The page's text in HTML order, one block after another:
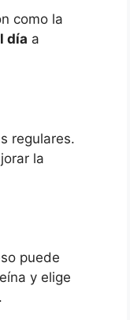
como la
día a
regulares.
la
puede
y elige